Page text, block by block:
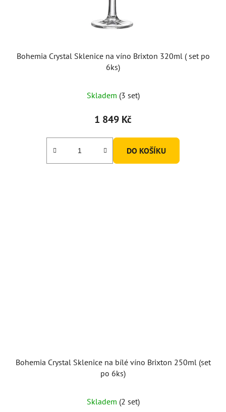
Bohemia Crystal Sklenice na víno Brixton 320ml ( set po
6ks)
Skladem (3 set)
1 849 Kč
DO KOŠÍKU
Bohemia Crystal Sklenice na bílé víno Brixton 250ml (set
po 6ks)
hodnocení
Skladem (2 set)